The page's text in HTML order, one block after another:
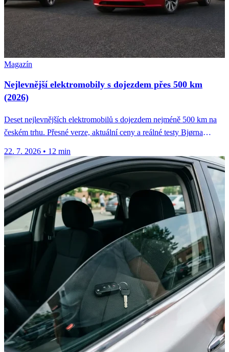
Magazín
Nejlevnější elektromobily s dojezdem přes 500 km
(2026)
Deset nejlevnějších elektromobilů s dojezdem nejméně 500 km na
českém trhu. Přesné verze, aktuální ceny a reálné testy Bjørna
22. 7. 2026 • 12 min